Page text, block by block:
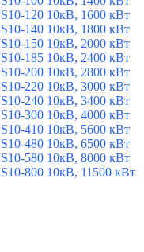
120 10кВ, 1600 кВт
140 10кВ, 1800 кВт
150 10кВ, 2000 кВт
185 10кВ, 2400 кВт
200 10кВ, 2800 кВт
220 10кВ, 3000 кВт
240 10кВ, 3400 кВт
300 10кВ, 4000 кВт
410 10кВ, 5600 кВт
480 10кВ, 6500 кВт
580 10кВ, 8000 кВт
800 10кВ, 11500 кВт